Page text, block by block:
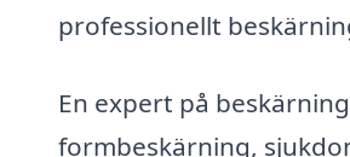
professionellt
En expert på
formbeskärning,